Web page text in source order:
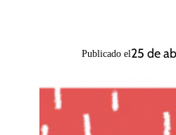
Publicado el25 de